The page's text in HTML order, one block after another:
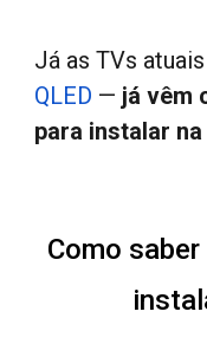
Já as TVs
QLED — já vêm
para instalar
Como